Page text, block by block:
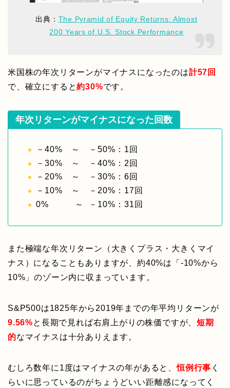
出典： The Pyramid of Equity Returns: Almost
200 Years of U.S. Stock Performance
米国株の年次リターンがマイナスになったのは計57回
で、確立にすると約30%です。
年次リターンがマイナスになった回数
－40% ～ －50%：1回
－30% ～ －40%：2回
－20% ～ －30%：6回
－10% ～ －20%：17回
0% ～ －10%：31回
また極端な年次リターン（大きくプラス・大きくマイ
ナス）になることもありますが、約40%は「-10%から
10%」のゾーン内に収まっています。
S&P500は1825年から2019年までの年平均リターンが
9.56%と長期で見れば右肩上がりの株価ですが、短期
的なマイナスは十分ありえます。
むしろ数年に1度はマイナスの年があると、恒例行事 く
らいに思っているのがちょうどいい距離感になってく